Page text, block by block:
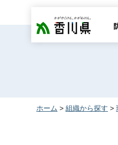
香川県
ホーム > 組織から探す >